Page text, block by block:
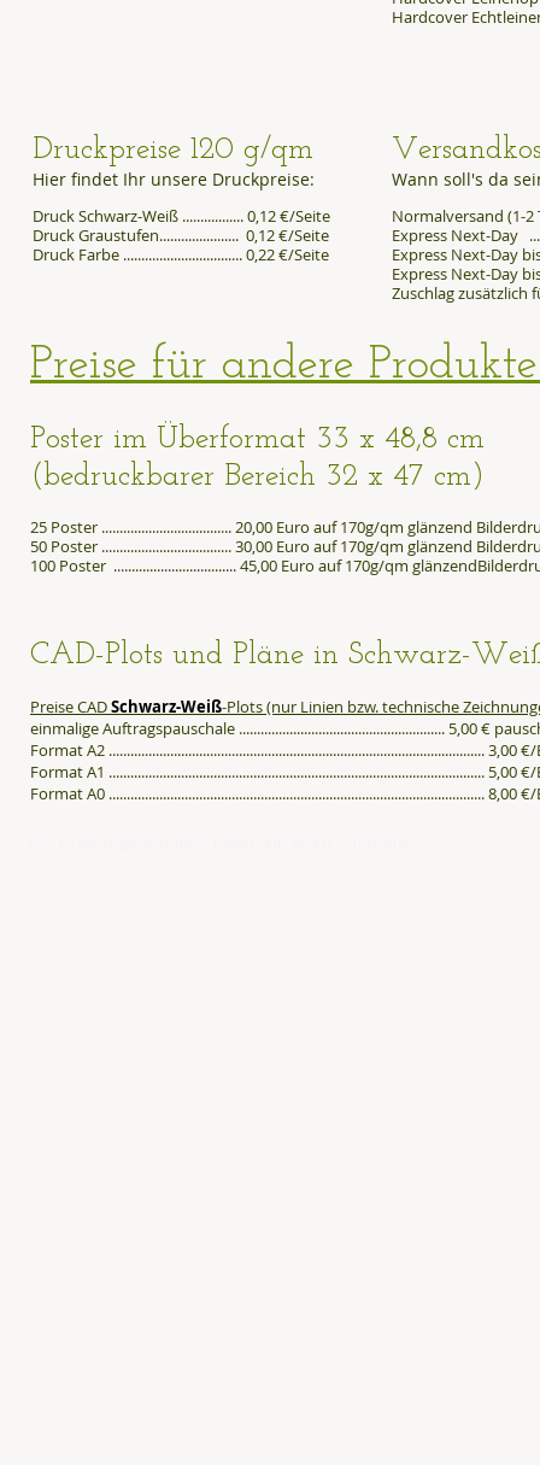
Hardcover
Druckpreise 120 g/qm
​Hier findet Ihr unsere Druckpreise: ​Wann soll's da
Druck Schwarz-Weiß ................. 0,12 €/Seite
Druck Graustufen...................... 0,12 €/Seite
Druck Farbe ................................. 0,22 €/Seite
Normalversand (1-2
Express Next-Day
Express Next-Day
Express Next-Day
Zuschlag zusätzlich
Preise für andere
Poster im Überformat 33 x 48,8 cm
(bedruckbarer Bereich 32 x 47 cm)
25 Poster .................................... 20,00 Euro auf 170g/qm glänzend
50 Poster .................................... 30,00 Euro auf 170g/qm glänzend
100 Poster .................................. 45,00 Euro auf 170g/qm
CAD-Plots und Pläne in Schwarz-
Preise CADSchwarz-Weiß-Plots (nur Linien bzw. technische
einmalige Auftragspauschale ......................................................... 5,00 €
Format A2 ........................................................................................................ 3,00
Format A1 ........................................................................................................ 5,00
Format A0 ........................................................................................................ 8,00